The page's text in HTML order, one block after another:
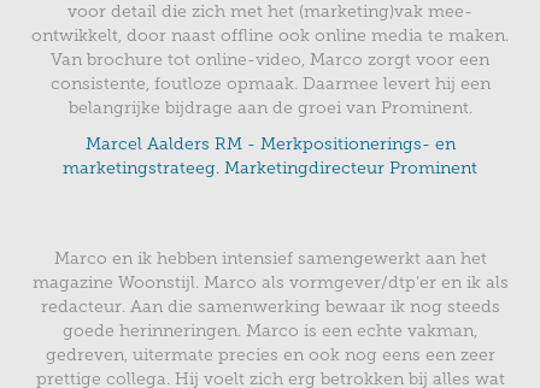
voor detail die zich met het (marketing)vak mee-
ontwikkelt, door naast offline ook online media te maken.
Van brochure tot online-video, Marco zorgt voor een
consistente, foutloze opmaak. Daarmee levert hij een
belangrijke bijdrage aan de groei van Prominent.
Marcel Aalders RM - Merkpositionerings- en
marketingstrateeg. Marketingdirecteur Prominent
Marco en ik hebben intensief samengewerkt aan het
magazine Woonstijl. Marco als vormgever/dtp'er en ik als
redacteur. Aan die samenwerking bewaar ik nog steeds
goede herinneringen. Marco is een echte vakman,
gedreven, uitermate precies en ook nog eens een zeer
prettige collega. Hij voelt zich erg betrokken bij alles wat